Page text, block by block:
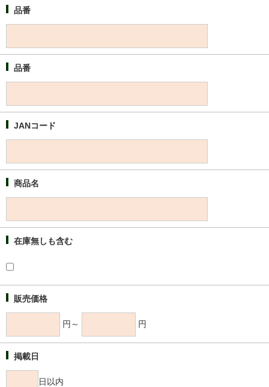
品番
品番
JANコード
商品名
在庫無しも含む
販売価格
円～ 円
掲載日
日以内